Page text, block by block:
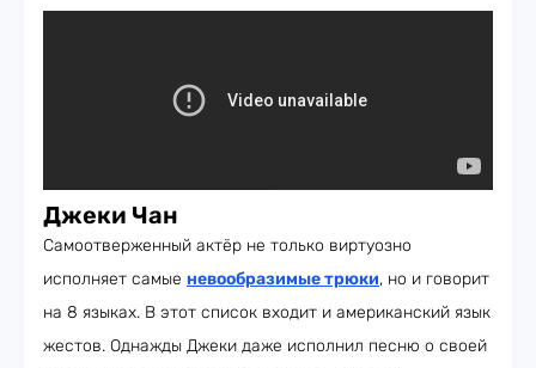
Джеки Чан
Самоотверженный актёр не только виртуозно
исполняет самые невообразимые трюки, но и говорит
на 8 языках. В этот список входит и американский язык
жестов. Однажды Джеки даже исполнил песню о своей